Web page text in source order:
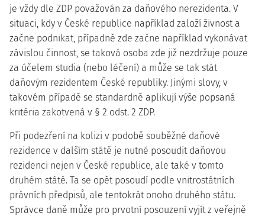
je vždy dle ZDP považován za daňového nerezidenta. V
situaci, kdy v České republice například založí živnost a
začne podnikat, případně zde začne například vykonávat
závislou činnost, se taková osoba zde již nezdržuje pouze
za účelem studia (nebo léčení) a může se tak stát
daňovým rezidentem České republiky. Jinými slovy, v
takovém případě se standardně aplikují výše popsaná
kritéria zakotvená v § 2 odst. 2 ZDP.
Při podezření na kolizi v podobě souběžné daňové
rezidence v dalším státě je nutné posoudit daňovou
rezidenci nejen v České republice, ale také v tomto
druhém státě. Ta se opět posoudí podle vnitrostátních
právních předpisů, ale tentokrát onoho druhého státu.
Správce daně může pro prvotní posouzení vyjít z veřejně